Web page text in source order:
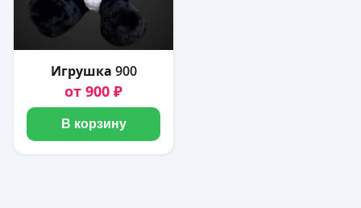
Игрушка 900
от 900 ₽
В корзину